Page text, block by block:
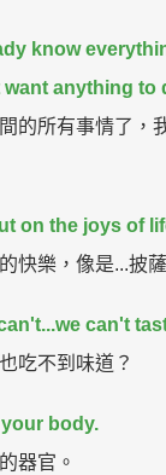
know
anything to
的所有事情了，
on the joys of
快樂，像是...披薩
can't
吃不到味道？
body.
器官。